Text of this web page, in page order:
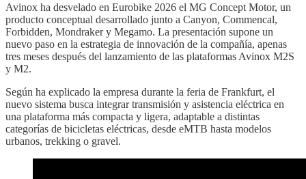
Avinox ha desvelado en Eurobike 2026 el MG Concept Motor, un
producto conceptual desarrollado junto a Canyon, Commencal,
Forbidden, Mondraker y Megamo. La presentación supone un
nuevo paso en la estrategia de innovación de la compañía, apenas
tres meses después del lanzamiento de las plataformas Avinox M2S
y M2.
Según ha explicado la empresa durante la feria de Frankfurt, el
nuevo sistema busca integrar transmisión y asistencia eléctrica en
una plataforma más compacta y ligera, adaptable a distintas
categorías de bicicletas eléctricas, desde eMTB hasta modelos
urbanos, trekking o gravel.